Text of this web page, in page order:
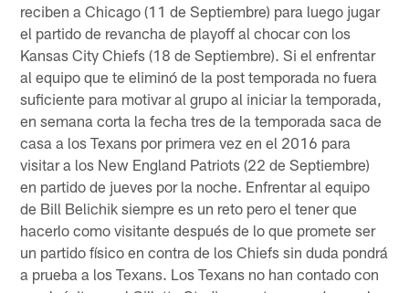
reciben a Chicago (11 de Septiembre) para luego jugar
el partido de revancha de playoff al chocar con los
Kansas City Chiefs (18 de Septiembre). Si el enfrentar
al equipo que te eliminó de la post temporada no fuera
suficiente para motivar al grupo al iniciar la temporada,
en semana corta la fecha tres de la temporada saca de
casa a los Texans por primera vez en el 2016 para
visitar a los New England Patriots (22 de Septiembre)
en partido de jueves por la noche. Enfrentar al equipo
de Bill Belichik siempre es un reto pero el tener que
hacerlo como visitante después de lo que promete ser
un partido físico en contra de los Chiefs sin duda pondrá
a prueba a los Texans. Los Texans no han contado con